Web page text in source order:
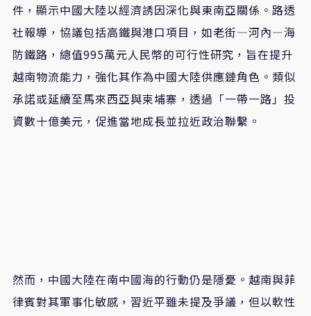
件，顯示中國大陸以經濟誘因深化與東南亞關係。路透
社報導，協議包括高鐵與港口項目，如老街—河內—海
防鐵路，總值995萬元人民幣的可行性研究，旨在提升
越南物流能力，強化其作為中國大陸供應鏈角色。類似
承諾或延續至馬來西亞與柬埔寨，透過「一帶一路」投
資數十億美元，促進當地成長並拉近政治聯繫。
然而，中國大陸在南中國海的行動仍是隱憂。越南與菲
律賓對其軍事化敏感，習近平雖未提及爭議，但以軟性